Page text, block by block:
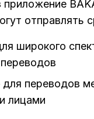
приложение
отправлять
широкого
переводов
лицами